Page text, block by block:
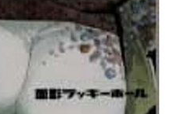
ebisuの「赤犬 vs
迎え、JAGATARA（暗黒大
ド・JAGABATA（青空海岸
トなどで活動。